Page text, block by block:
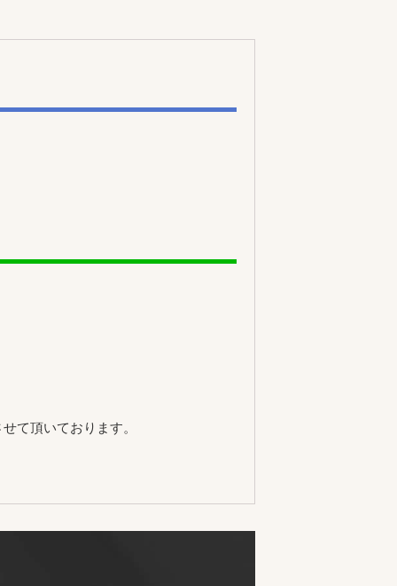
て頂いております。